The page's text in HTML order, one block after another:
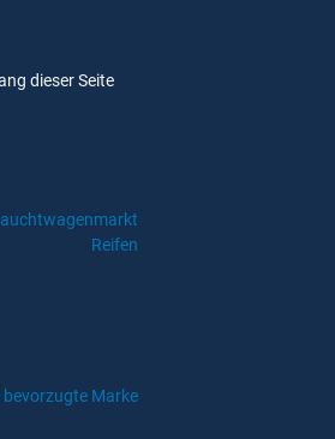
dieser Seite
Reifen
bevorzugte Marke